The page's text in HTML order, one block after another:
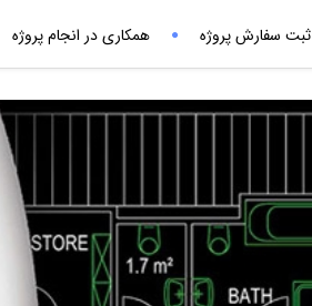
ثبت سفارش پروژه همکاری در انجام پروژه